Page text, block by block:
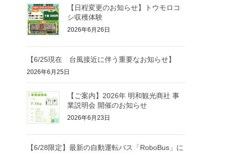
【日程変更のお知らせ】トウモロコ
シ収穫体験
2026年6月26日
【6/25現在 台風接近に伴う重要なお知らせ】
2026年6月25日
【ご案内】2026年 明和観光商社 事
業説明会 開催のお知らせ
2026年6月23日
【6/28限定】最新の自動運転バス「RoboBus」に